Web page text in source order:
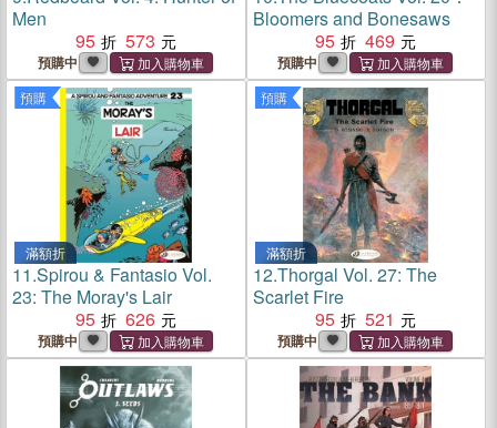
Men
95
573
預購中
Bloomers and Bonesaws
95
469
預購中
預購
滿額折
11.Spirou & Fantasio Vol.
23: The Moray's Lair
95
626
預購中
預購
滿額折
12.Thorgal Vol. 27: The
Scarlet Fire
95
521
預購中